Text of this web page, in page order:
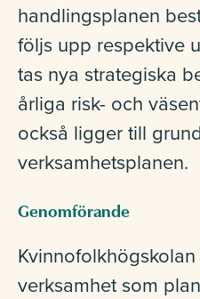
handlingsplanen
följs upp respektive
tas nya strategiska
årliga risk- och
också ligger till
verksamhetsplanen.
Genomförande
verksamhet som